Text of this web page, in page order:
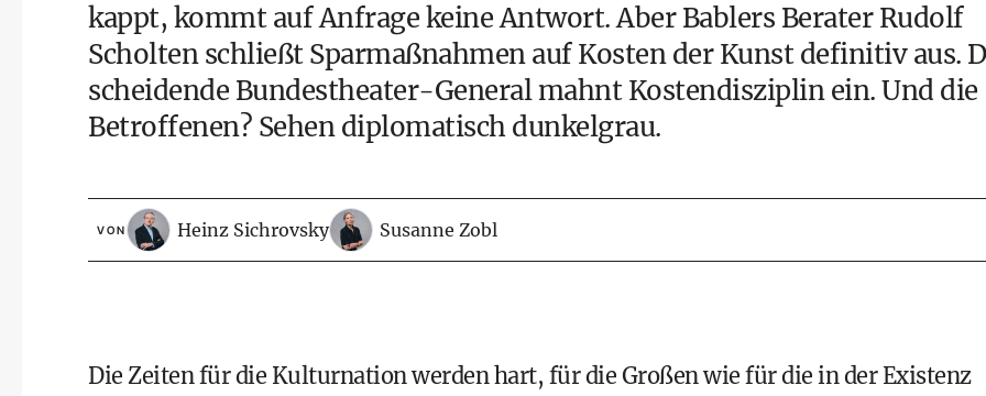
kappt, kommt auf Anfrage keine Antwort. Aber Bablers Berater Rudolf
Scholten schließt Sparmaßnahmen auf Kosten der Kunst definitiv aus.
scheidende Bundestheater-General mahnt Kostendisziplin ein. Und die
Betroffenen? Sehen diplomatisch dunkelgrau.
VON Heinz Sichrovsky Susanne Zobl
Die Zeiten für die Kulturnation werden hart, für die Großen wie für die in der Existenz